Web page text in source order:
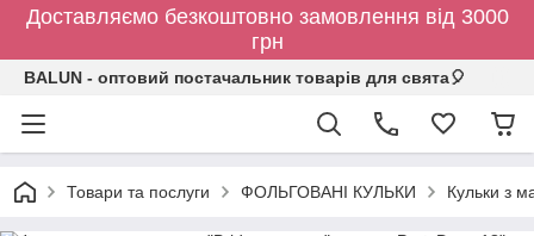
Доставляємо безкоштовно замовлення від 3000
грн
BALUN - оптовий постачальник товарів для свята🎈
Товари та послуги ФОЛЬГОВАНІ КУЛЬКИ Кульки з